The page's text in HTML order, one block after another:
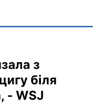
з
біля
- WSJ